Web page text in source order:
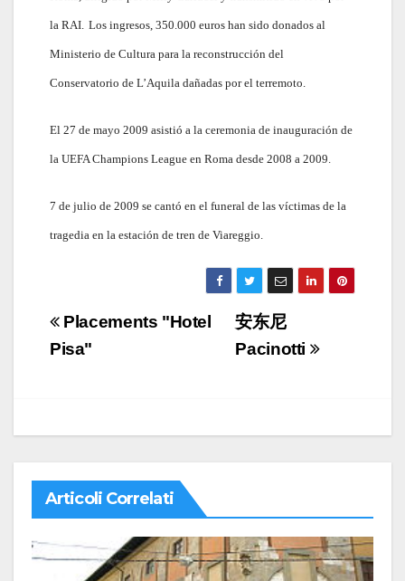
la RAI. Los ingresos, 350.000 euros han sido donados al
Ministerio de Cultura para la reconstrucción del
Conservatorio de L’Aquila dañadas por el terremoto.
El 27 de mayo 2009 asistió a la ceremonia de inauguración de
la UEFA Champions League en Roma desde 2008 a 2009.
7 de julio de 2009 se cantó en el funeral de las víctimas de la
tragedia en la estación de tren de Viareggio.
Navigazione
articoli
安东尼
Pacinotti
Placements "Hotel
Pisa"
Articoli Correlati